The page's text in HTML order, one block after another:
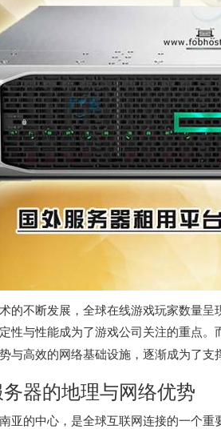
的不断发展，全球在线游戏玩家数量
性与性能成为了游戏公司关注的重点
与高效的网络基础设施，逐渐成为了支
器的地理与网络优势
亚的中心，是全球互联网连接的一个